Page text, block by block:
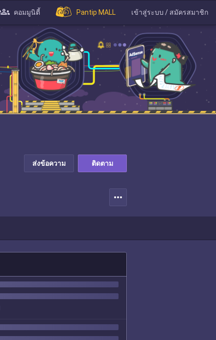
คอมมูนิตี้ Pantip MALL เข้าสู่ระบบ / สมัครสมาชิก
ส่งข้อความ ติดตาม
more_horiz